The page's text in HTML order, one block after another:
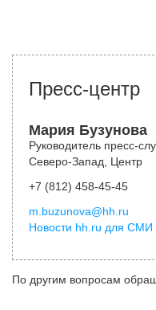
Пресс-центр
Мария Бузунова
Руководитель пресс-
Северо-Запад, Центр
+7 (812) 458-45-45
m.buzunova@hh.ru
Новости hh.ru для СМИ
По другим вопросам